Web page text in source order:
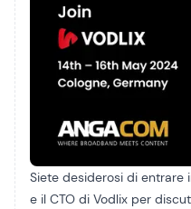
Siete desiderosi di
e il CTO di Vodlix per